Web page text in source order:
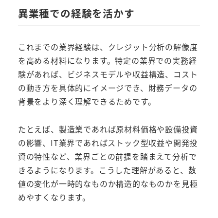
異業種での経験を活かす
これまでの業界経験は、クレジット分析の解像度
を高める材料になります。特定の業界での実務経
験があれば、ビジネスモデルや収益構造、コスト
の動き方を具体的にイメージでき、財務データの
背景をより深く理解できるためです。
たとえば、製造業であれば原材料価格や設備投資
の影響、IT業界であればストック型収益や開発投
資の特性など、業界ごとの前提を踏まえて分析で
きるようになります。こうした理解があると、数
値の変化が一時的なものか構造的なものかを見極
めやすくなります。